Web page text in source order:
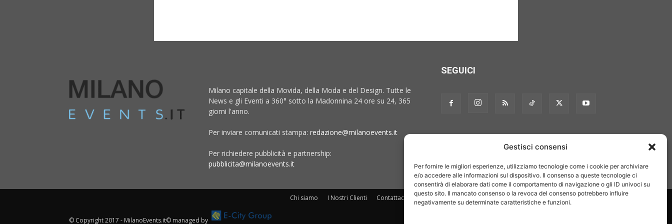
Gestisci consensi
Per fornire le migliori esperienze, utilizziamo tecnologie come i cookie per archiviare
e/o accedere alle informazioni sul dispositivo. Il consenso a queste tecnologie ci
consentirà di elaborare dati come il comportamento di navigazione o gli ID univoci su
questo sito. Il mancato consenso o la revoca del consenso potrebbero influire
negativamente su determinate caratteristiche e funzioni.
Milano capitale della Movida, della Moda e del Design. Tutte le
News e gli Eventi a 360° sotto la Madonnina 24 ore su 24, 365
giorni l'anno.
Per inviare comunicati stampa: redazione@milanoevents.it
Per richiedere pubblicità e partnership:
pubblicita@milanoevents.it
SEGUICI
Chi siamo I Nostri Clienti Contattaci Collabora con noi Pubblicità Privacy policy Linee editoriali
© Copyright 2017 - MilanoEvents.it© managed by